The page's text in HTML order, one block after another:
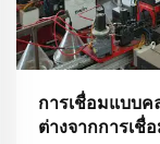
การเชื่อมแบบ
ต่างจากการเชื่